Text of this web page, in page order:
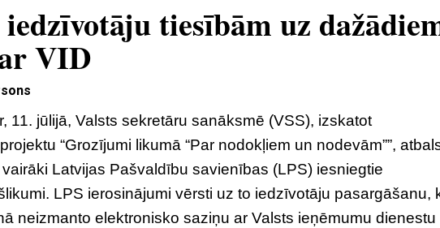
tiesībām uz
VID
11. jūlijā, Valsts sekretāru sanāksmē (VSS), izskatot
“Grozījumi likumā “Par nodokļiem un nodevām””,
Latvijas Pašvaldību savienības (LPS) iesniegtie
LPS ierosinājumi vērsti uz to iedzīvotāju pasargāšanu,
neizmanto elektronisko saziņu ar Valsts ieņēmumu dienestu